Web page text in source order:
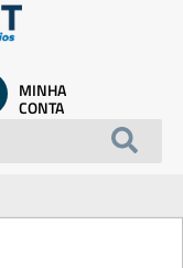
MINHA
CONTA